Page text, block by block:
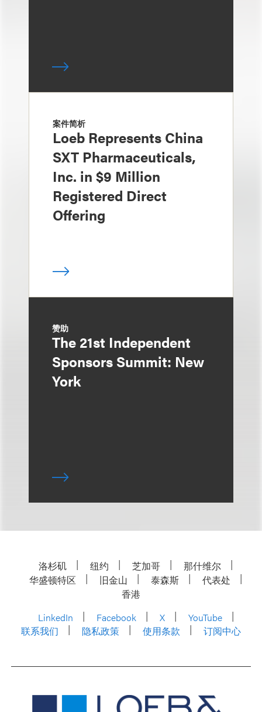
案件简析
Loeb Represents China
SXT Pharmaceuticals,
Inc. in $9 Million
Registered Direct
Offering
赞助
The 21st Independent
Sponsors Summit: New
York
洛杉矶 纽约 芝加哥
那什维尔
华盛顿特区
旧金山 泰森斯
代表处
香港
LinkedIn
Facebook X
YouTube
联系我们
隐私政策 使用条款 订阅中心